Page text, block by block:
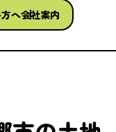
へ会社案内